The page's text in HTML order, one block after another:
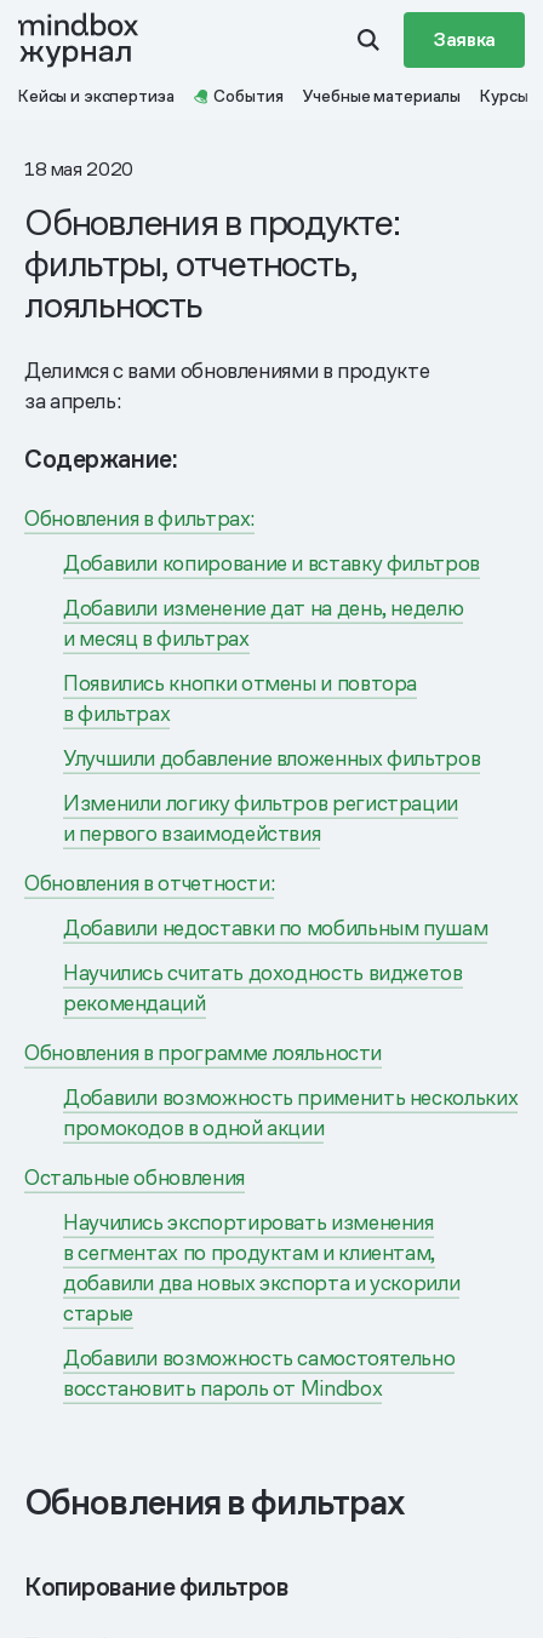
Заявка
Кейсы и экспертиза События Учебные материалы Курсы
18 мая 2020
Обновления в продукте:
фильтры, отчетность,
лояльность
Делимся с вами обновлениями в продукте
за апрель:
Содержание:
Обновления в фильтрах:
Добавили копирование и вставку фильтров
Добавили изменение дат на день, неделю
и месяц в фильтрах
Появились кнопки отмены и повтора
в фильтрах
Улучшили добавление вложенных фильтров
Изменили логику фильтров регистрации
и первого взаимодействия
Обновления в отчетности:
Добавили недоставки по мобильным пушам
Научились считать доходность виджетов
рекомендаций
Обновления в программе лояльности
Добавили возможность применить нескольких
промокодов в одной акции
Остальные обновления
Научились экспортировать изменения
в сегментах по продуктам и клиентам,
добавили два новых экспорта и ускорили
старые
Добавили возможность самостоятельно
восстановить пароль от Mindbox
Обновления в фильтрах
Копирование фильтров